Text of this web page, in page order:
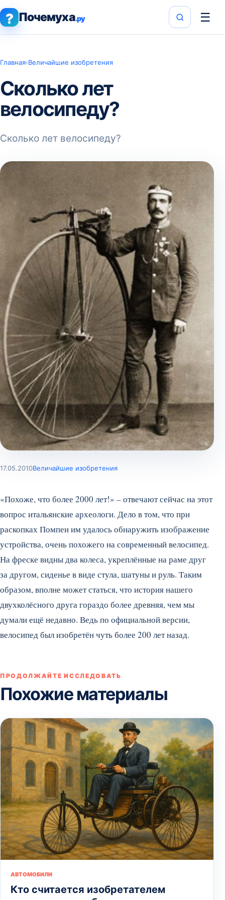
? Почемуха.ру ☰
Главная›Величайшие изобретения
Сколько лет
велосипеду?
Сколько лет велосипеду?
17.05.2010Величайшие изобретения
«Похоже, что более 2000 лет!» – отвечают сейчас на этот
вопрос итальянские археологи. Дело в том, что при
раскопках Помпеи им удалось обнаружить изображение
устройства, очень похожего на современный велосипед.
На фреске видны два колеса, укреплённые на раме друг
за другом, сиденье в виде стула, шатуны и руль. Таким
образом, вполне может статься, что история нашего
двухколёсного друга гораздо более древняя, чем мы
думали ещё недавно. Ведь по официальной версии,
велосипед был изобретён чуть более 200 лет назад.
ПРОДОЛЖАЙТЕ ИССЛЕДОВАТЬ
Похожие материалы
АВТОМОБИЛИ
Кто считается изобретателем